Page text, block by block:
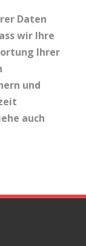
Daten
wir Ihre
Ihrer
und
auch